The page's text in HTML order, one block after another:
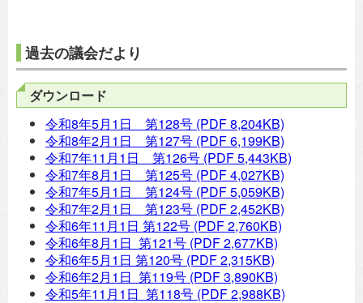
過去の議会だより
ダウンロード
令和8年5月1日 第128号 (PDF 8,204KB)
令和8年2月1日 第127号 (PDF 6,199KB)
令和7年11月1日 第126号 (PDF 5,443KB)
令和7年8月1日 第125号 (PDF 4,027KB)
令和7年5月1日 第124号 (PDF 5,059KB)
令和7年2月1日 第123号 (PDF 2,452KB)
令和6年11月1日 第122号 (PDF 2,760KB)
令和6年8月1日 第121号 (PDF 2,677KB)
令和6年5月1日 第120号 (PDF 2,315KB)
令和6年2月1日 第119号 (PDF 3,890KB)
令和5年11月1日 第118号 (PDF 2,988KB)